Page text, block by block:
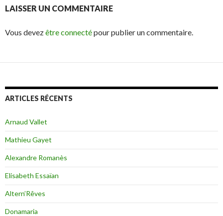
LAISSER UN COMMENTAIRE
Vous devezêtre connectépour publier un commentaire.
ARTICLES RÉCENTS
Arnaud Vallet
Mathieu Gayet
Alexandre Romanès
Elisabeth Essaïan
Altern’Rêves
Donamaria